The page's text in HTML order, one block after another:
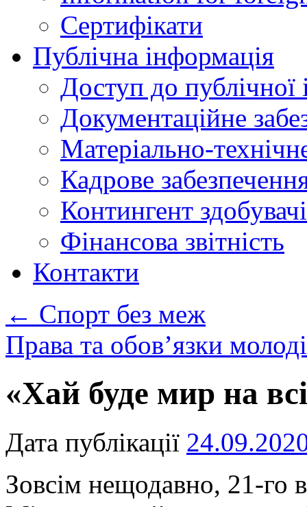
Сертифікати
Публічна інформація
Доступ до публічної
Документаційне
Матеріально-
Кадрове
Контингент
Фінансова звітність
Контакти
← Спорт без меж
Права та обов’язки
«Хай буде мир на
Дата публікації
Зовсім нещодавно, 21-го